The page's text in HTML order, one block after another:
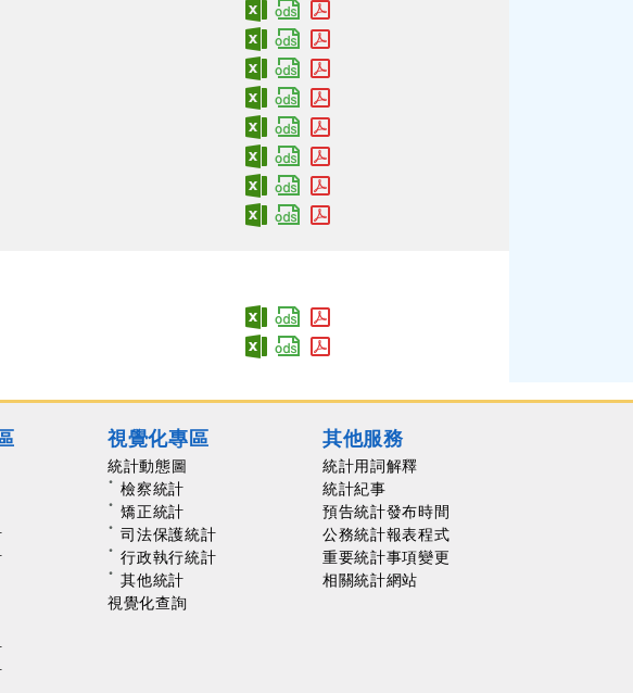
視覺化專區
統計動態圖
檢察統計
矯正統計
司法保護統計
行政執行統計
其他統計
視覺化查詢
其他服務
統計用詞解釋
統計紀事
預告統計發布時間
公務統計報表程式
重要統計事項變更
相關統計網站